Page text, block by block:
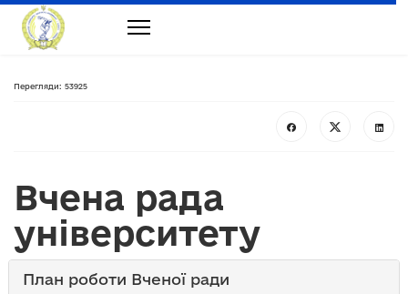
Перегляди: 53925
Вчена рада
університету
План роботи Вченої ради